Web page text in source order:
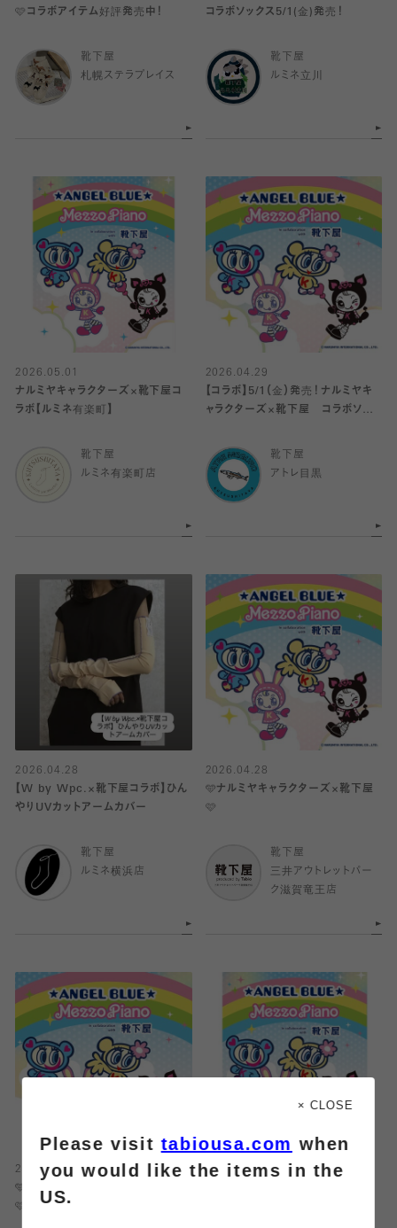
🩷コラボアイテム好評発売中！
靴下屋
札幌ステラプレイス
コラボソックス5/1(金)発売！
靴下屋
ルミネ立川
2026.05.01
ナルミヤキャラクターズ×靴下屋コ
ラボ【ルミネ有楽町】
靴下屋
ルミネ有楽町店
2026.04.29
【コラボ】5/1（金）発売！ナルミヤキ
ャラクターズ×靴下屋 コラボソック
靴下屋
アトレ目黒
2026.04.28
【W by Wpc.×靴下屋コラボ】ひん
やりUVカットアームカバー
靴下屋
ルミネ横浜店
2026.04.28
🩵ナルミヤキャラクターズ×靴下屋
🩷
靴下屋
三井アウトレットパー
ク滋賀竜王店
2026.04.27
🩵ナルミヤキャラクターズ×靴下屋
🩷
2026.04.27
× CLOSE
Please visittabiousa.com when
you would like the items in the
US.